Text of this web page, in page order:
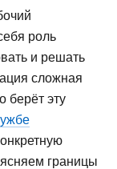
роль
и решать
сложная
берёт эту
границы